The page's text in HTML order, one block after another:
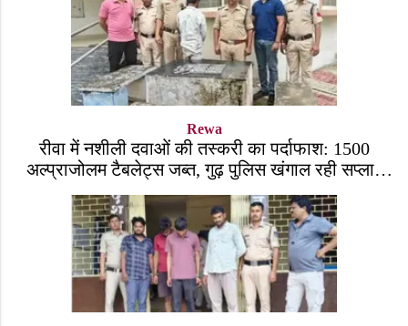
Rewa
रीवा में नशीली दवाओं की तस्करी का पर्दाफाश: 1500
अल्प्राजोलम टैबलेट्स जब्त, गुढ़ पुलिस खंगाल रही सप्लाई
चेन